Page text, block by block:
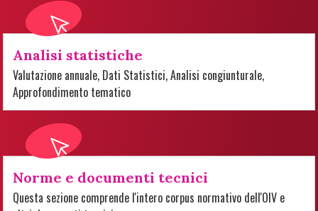
Analisi statistiche
Valutazione annuale, Dati Statistici, Analisi congiunturale,
Approfondimento tematico
Norme e documenti tecnici
Questa sezione comprende l'intero corpus normativo dell'OIV e